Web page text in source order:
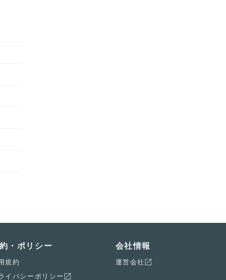
・ポリシー
規約
イバシーポリシー
会社情報
運営会社